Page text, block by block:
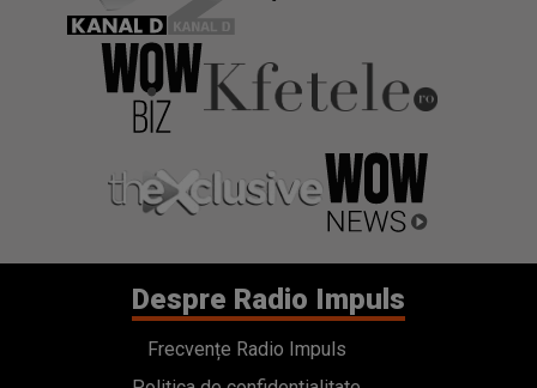
Despre Radio Impuls
Frecvențe Radio Impuls